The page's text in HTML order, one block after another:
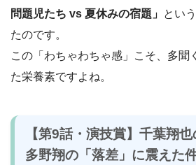
問題児たち vs 夏休みの宿題」 とい
たのです。
この「わちゃわちゃ感」こそ、多聞
た栄養素ですよね。
【第9話・演技賞】千葉翔
多野翔の「落差」に震えた